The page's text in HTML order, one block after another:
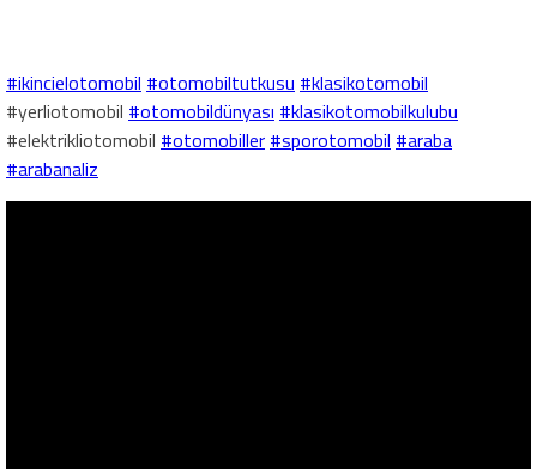
#ikincielotomobil #otomobiltutkusu #klasikotomobil
#yerliotomobil #otomobildünyası #klasikotomobilkulubu
#elektrikliotomobil #otomobiller #sporotomobil #araba
#arabanaliz